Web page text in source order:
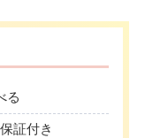
る
証付き